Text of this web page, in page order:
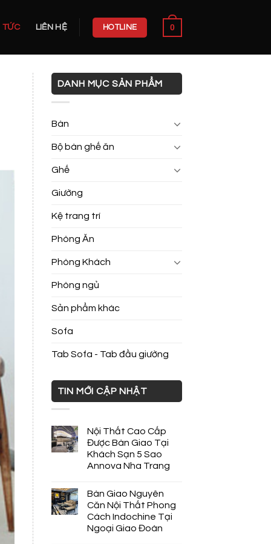
TỨC LIÊN HỆ HOTLINE 0
DANH MỤC SẢN PHẨM
Bàn
Bộ bàn ghế ăn
Ghế
Giường
Kệ trang trí
Phòng Ăn
Phòng Khách
Phòng ngủ
Sản phẩm khác
Sofa
Tab Sofa - Tab đầu giường
TIN MỚI CẬP NHẬT
Nội Thất Cao Cấp
Được Bàn Giao Tại
Khách Sạn 5 Sao
Annova Nha Trang
Bàn Giao Nguyên
Căn Nội Thất Phong
Cách Indochine Tại
Ngoại Giao Đoàn